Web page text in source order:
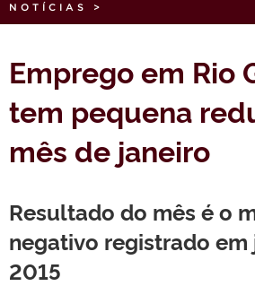
PORTARIAS
NOTÍCIAS >
Emprego em Rio
tem pequena
mês de janeiro
Resultado do mês é o
negativo registrado em
2015